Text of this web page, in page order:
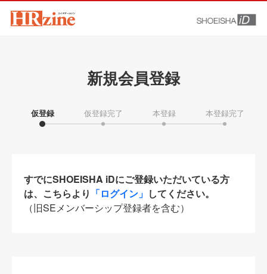
新規会員登録
仮登録 仮登録完了 本登録 本登録完了
すでにSHOEISHA iDにご登録いただいている方
は、こちらより 「ログイン」 してください。
（旧SEメンバーシップ登録者を含む）